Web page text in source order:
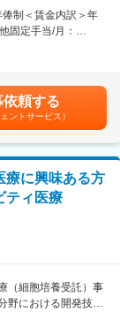
な大手企業や公的支
。その突破口が我々
た養殖環境によっ
ブルな成長産業に変
クライシスを”早
です。
で関わって頂くも
支援
制＜賃金内訳＞年
固定手当/月：
までも目安の金額
。■その他固定手
）■昇給：毎年8月
までも目安の金額で
月給(月額)は固定手
依頼する
ントサービス）
に興味ある方
ティ医療
（細胞培養受託）事
における開発技術